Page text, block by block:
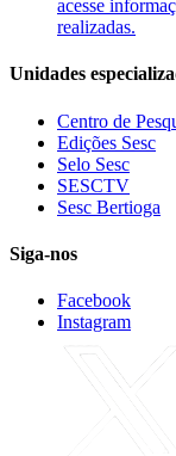
acesse
realizadas.
Unidades
Centro de
Edições Sesc
Selo Sesc
SESCTV
Sesc Bertioga
Siga-nos
Facebook
Instagram